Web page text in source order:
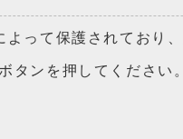
って保護されており、
タンを押してください。